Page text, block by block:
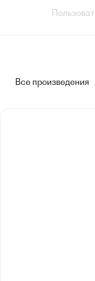
Все произведения